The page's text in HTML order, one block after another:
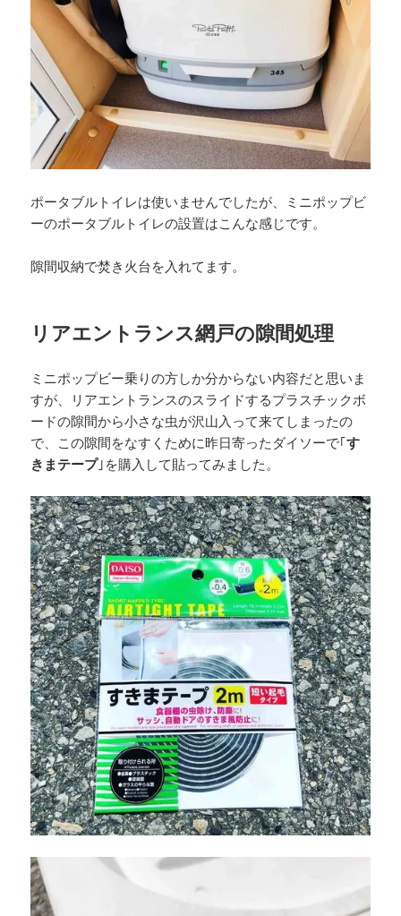
ポータブルトイレは使いませんでしたが、ミニポップビ
ーのポータブルトイレの設置はこんな感じです。
隙間収納で焚き火台を入れてます。
リアエントランス網戸の隙間処理
ミニポップビー乗りの方しか分からない内容だと思いま
すが、リアエントランスのスライドするプラスチックボ
ードの隙間から小さな虫が沢山入って来てしまったの
で、この隙間をなすくために昨日寄ったダイソーで｢す
きまテープ｣を購入して貼ってみました。